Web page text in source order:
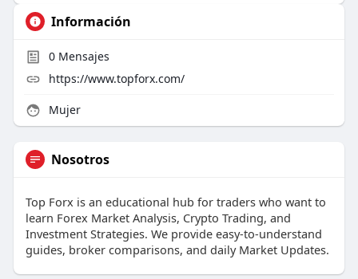
Información
0Mensajes
https://www.topforx.com/
Mujer
Nosotros
Top Forx is an educational hub for traders who want to
learn Forex Market Analysis, Crypto Trading, and
Investment Strategies. We provide easy-to-understand
guides, broker comparisons, and daily Market Updates.